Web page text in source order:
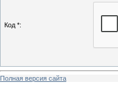
Код *:
Полная версия сайта